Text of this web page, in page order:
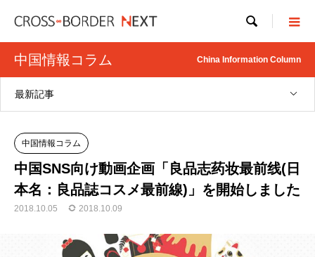

中国情報コラム China Information Column
最新記事
中国情報コラム
中国SNS向け動画企画「良品志药妆最前线(日
本名：良品誌コスメ最前線)」を開始しました
2018.10.05 2018.10.09